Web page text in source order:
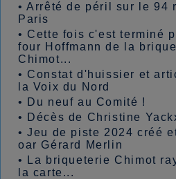
•Arrêté de péril sur le 94
Paris
• Cette fois c'est terminé
four Hoffmann de la
Chimot...
• Constat d'huissier et
la Voix du Nord
•
Du neuf au Comité !
•
Décès de Christine
•Jeu de piste 2024 créé
oar Gérard Merlin
•
La briqueterie Chimot
la carte...